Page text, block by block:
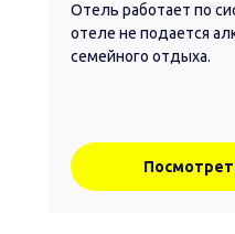
Отель работает по
отеле не подается
семейного отдыха.